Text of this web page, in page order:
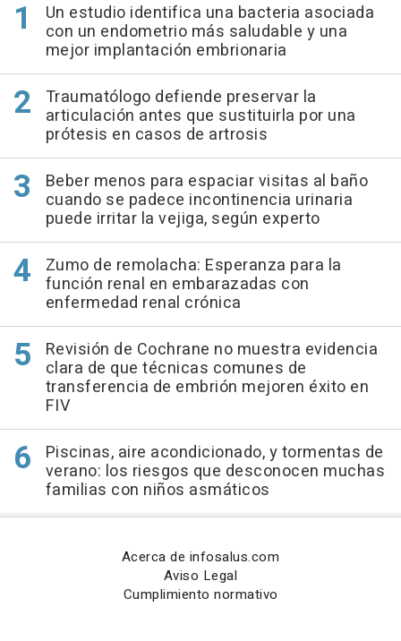
Un estudio identifica una bacteria asociada
con un endometrio más saludable y una
mejor implantación embrionaria
Traumatólogo defiende preservar la
articulación antes que sustituirla por una
prótesis en casos de artrosis
Beber menos para espaciar visitas al baño
cuando se padece incontinencia urinaria
puede irritar la vejiga, según experto
Zumo de remolacha: Esperanza para la
función renal en embarazadas con
enfermedad renal crónica
Revisión de Cochrane no muestra evidencia
clara de que técnicas comunes de
transferencia de embrión mejoren éxito en
FIV
Piscinas, aire acondicionado, y tormentas de
verano: los riesgos que desconocen muchas
familias con niños asmáticos
Acerca de infosalus.com
Aviso Legal
Cumplimiento normativo